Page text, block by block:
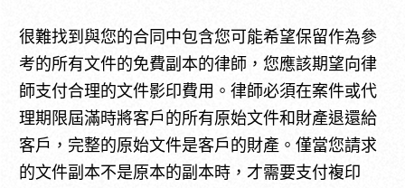
很難找到與您的合同中包含您可能希望保留作為參
考的所有文件的免費副本的律師，您應該期望向律
師支付合理的文件影印費用。律師必須在案件或代
理期限屆滿時將客戶的所有原始文件和財產退還給
客戶，完整的原始文件是客戶的財產。僅當您請求
的文件副本不是原本的副本時，才需要支付複印